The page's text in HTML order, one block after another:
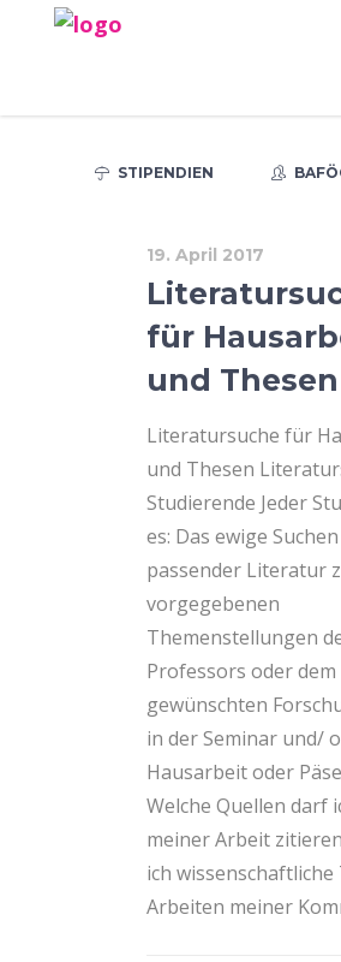
STIPENDIEN
19. April 2017
für
und Thesen
Literatursuche für
und Thesen
Studierende Jeder
es: Das ewige
passender Literatur
vorgegebenen
Themenstellungen
Professors oder dem
gewünschten
in der Seminar und/
Hausarbeit oder
Welche Quellen darf
meiner Arbeit
ich wissenschaftliche
Arbeiten meiner